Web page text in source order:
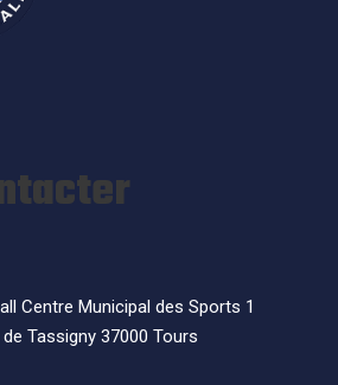
Centre Municipal des Sports 1
Tassigny 37000 Tours